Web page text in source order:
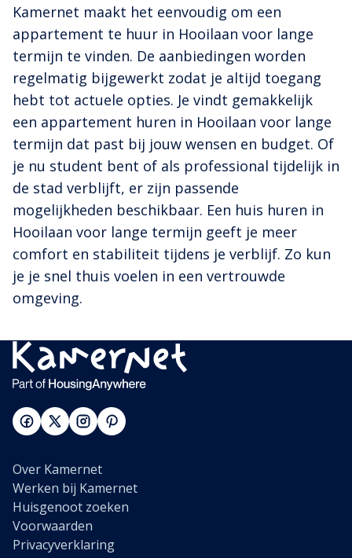
Kamernet maakt het eenvoudig om een
appartement te huur in Hooilaan voor lange
termijn te vinden. De aanbiedingen worden
regelmatig bijgewerkt zodat je altijd toegang
hebt tot actuele opties. Je vindt gemakkelijk
een appartement huren in Hooilaan voor lange
termijn dat past bij jouw wensen en budget. Of
je nu student bent of als professional tijdelijk in
de stad verblijft, er zijn passende
mogelijkheden beschikbaar. Een huis huren in
Hooilaan voor lange termijn geeft je meer
comfort en stabiliteit tijdens je verblijf. Zo kun
je je snel thuis voelen in een vertrouwde
omgeving.
Over Kamernet
Werken bij Kamernet
Huisgenoot zoeken
Voorwaarden
Privacyverklaring